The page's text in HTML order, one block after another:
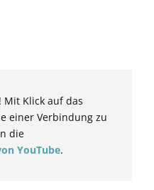
Mit Klick auf das
einer Verbindung zu
die
YouTube.